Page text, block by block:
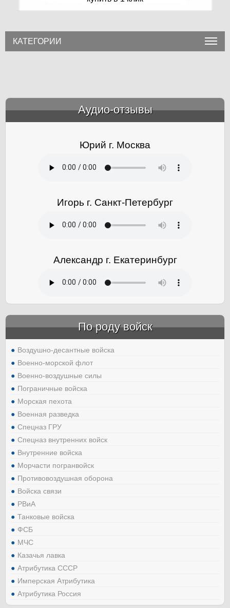
КАТЕГОРИИ
Аудио-отзывы
Юрий г. Москва
Игорь г. Санкт-Петербург
Александр г. Екатеринбург
По роду войск
Воздушно-десантные войска
Военно-морской флот
Военно-воздушные силы
Пограничные войска
Морская пехота
Военная разведка
Спецназ ГРУ
Спецназ внутренних войск
Внутренние войска
Морчасти погранвойск
Противовоздушная оборона
Войска связи
РВиА
Танковые войска
ФСБ
МЧС
Казачья лавка
Атрибутика СССР
Имперская Атрибутика
Атрибутика Россия